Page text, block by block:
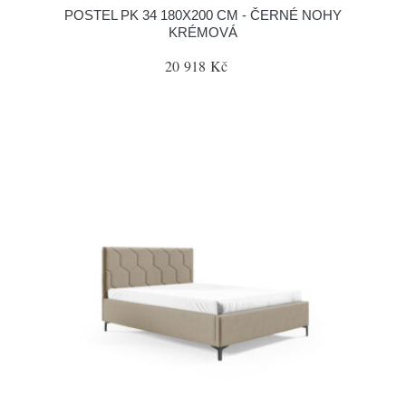
POSTEL PK 34 180X200 CM - ČERNÉ NOHY
KRÉMOVÁ
20 918 Kč